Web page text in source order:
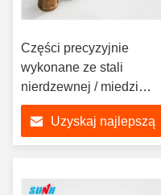
Części precyzyjnie
wykonane ze stali
nierdzewnej / miedzi
Wysoka precyzja Mały
rozmiarUzyskaj najlepszą